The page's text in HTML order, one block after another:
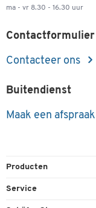
ma - vr 8.30 - 16.30 uur
Contactformulier
Contacteer ons
Buitendienst
Maak een afspraak
Producten
Kantoorbenodigdheden
Service
Bestelling herroepen